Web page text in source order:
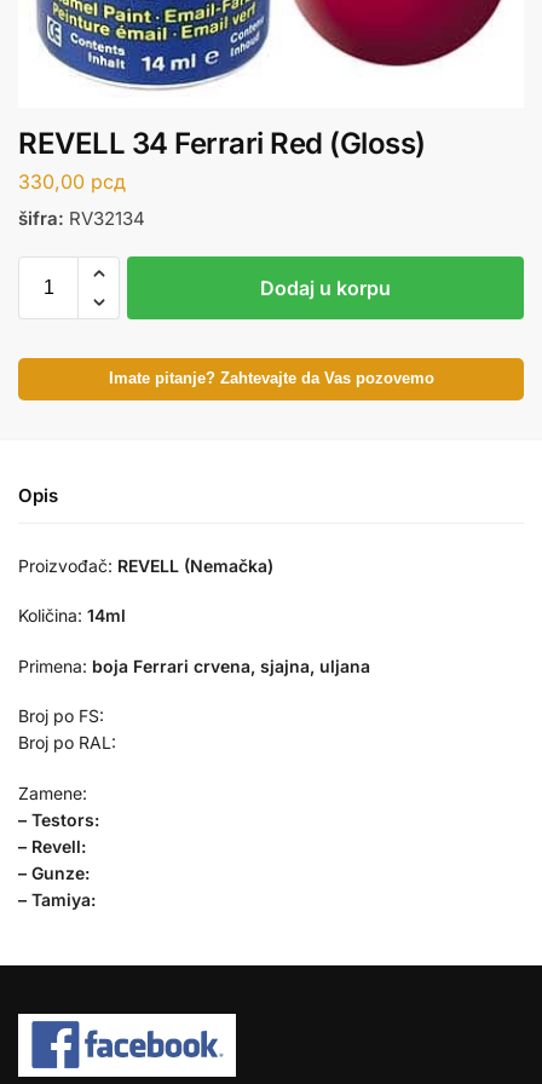
REVELL 34 Ferrari Red (Gloss)
330,00 рсд
šifra: RV32134
Dodaj u korpu
Imate pitanje? Zahtevajte da Vas pozovemo
Opis
Proizvođač: REVELL (Nemačka)
Količina: 14ml
Primena: boja Ferrari crvena, sjajna, uljana
Broj po FS:
Broj po RAL:
Zamene:
– Testors:
– Revell:
– Gunze:
– Tamiya: